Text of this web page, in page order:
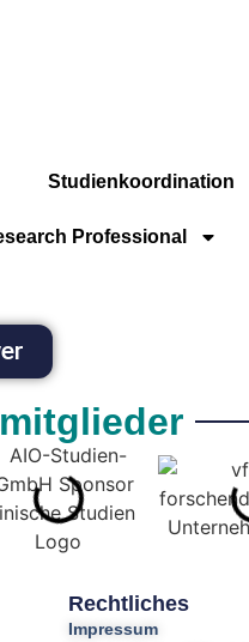
Studienkoordination
Professional
Rechtliches
Impressum